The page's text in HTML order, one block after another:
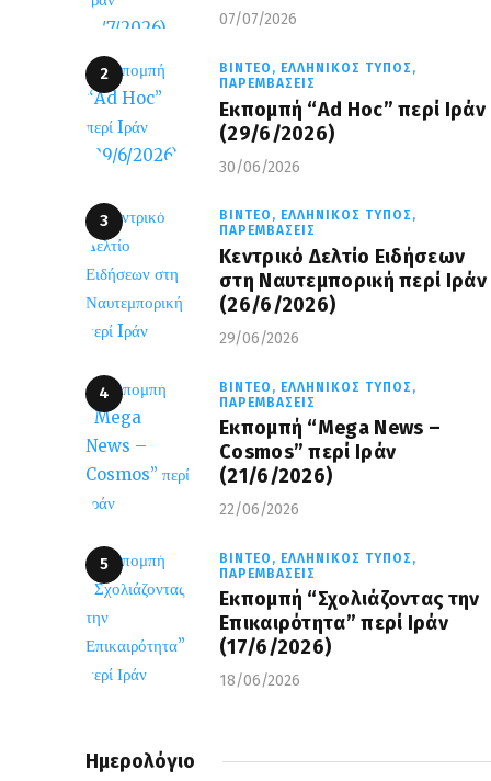
07/07/2026
ΒΊΝΤΕΟ, ΕΛΛΗΝΙΚΌΣ ΤΎΠΟΣ,
ΠΑΡΕΜΒΆΣΕΙΣ
Εκπομπή “Ad Hoc” περί Iράν
(29/6/2026)
30/06/2026
ΒΊΝΤΕΟ, ΕΛΛΗΝΙΚΌΣ ΤΎΠΟΣ,
ΠΑΡΕΜΒΆΣΕΙΣ
Κεντρικό Δελτίο Ειδήσεων
στη Ναυτεμπορική περί Iράν
(26/6/2026)
29/06/2026
ΒΊΝΤΕΟ, ΕΛΛΗΝΙΚΌΣ ΤΎΠΟΣ,
ΠΑΡΕΜΒΆΣΕΙΣ
Eκπομπή “Mega News –
Cosmos” περί Ιράν
(21/6/2026)
22/06/2026
ΒΊΝΤΕΟ, ΕΛΛΗΝΙΚΌΣ ΤΎΠΟΣ,
ΠΑΡΕΜΒΆΣΕΙΣ
Εκπομπή “Σχολιάζοντας την
Επικαιρότητα” περί Ιράν
(17/6/2026)
18/06/2026
Ημερολόγιο